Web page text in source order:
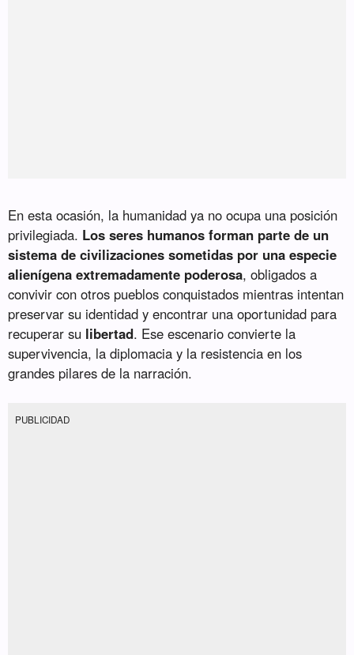
En esta ocasión, la humanidad ya no ocupa una posición
privilegiada. Los seres humanos forman parte de un
sistema de civilizaciones sometidas por una especie
alienígena extremadamente poderosa, obligados a
convivir con otros pueblos conquistados mientras intentan
preservar su identidad y encontrar una oportunidad para
recuperar su libertad. Ese escenario convierte la
supervivencia, la diplomacia y la resistencia en los
grandes pilares de la narración.
PUBLICIDAD